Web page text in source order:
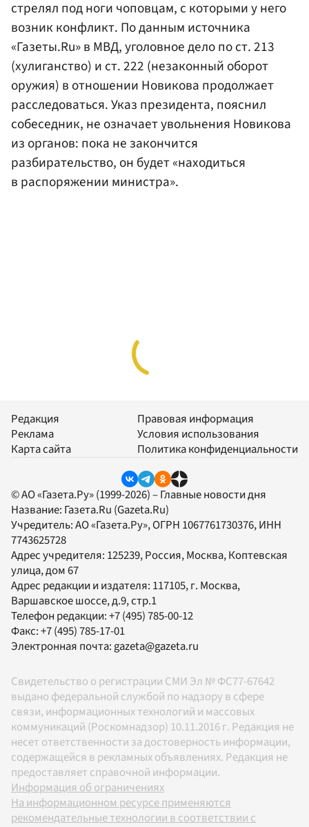
стрелял под ноги чоповцам, с которыми у него
возник конфликт. По данным источника
«Газеты.Ru» в МВД, уголовное дело по ст. 213
(хулиганство) и ст. 222 (незаконный оборот
оружия) в отношении Новикова продолжает
расследоваться. Указ президента, пояснил
собеседник, не означает увольнения Новикова
из органов: пока не закончится
разбирательство, он будет «находиться
в распоряжении министра».
Редакция
Реклама
Карта сайта
Правовая информация
Условия использования
Политика конфиденциальности
© АО «Газета.Ру» (1999-2026) – Главные новости дня
Название: Газета.Ru (Gazeta.Ru)
Учредитель:АО «Газета.Ру», ОГРН 1067761730376, ИНН
7743625728
Адрес учредителя: 125239, Россия, Москва, Коптевская
улица, дом 67
Адрес редакции и издателя: 117105, г. Москва,
Варшавское шоссе, д.9, стр.1
Телефон редакции:+7 (495) 785-00-12
Факс:+7 (495) 785-17-01
Электронная почта:gazeta@gazeta.ru
Свидетельство о регистрации СМИ Эл № ФС77-67642
выдано федеральной службой по надзору в сфере
связи, информационных технологий и массовых
коммуникаций (Роскомнадзор) 10.11.2016 г. Редакция не
несет ответственности за достоверность информации,
содержащейся в рекламных объявлениях. Редакция не
предоставляет справочной информации.
Информация об ограничениях
На информационном ресурсе применяются
рекомендательные технологии в соответствии с